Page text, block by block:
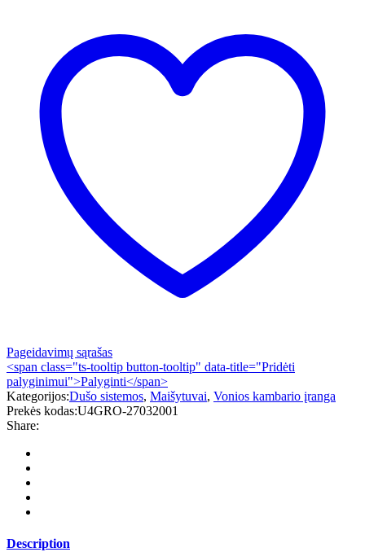
termostatu
(stacionari
galva
Ø210,
alkūnė
450mm,
rankinis
dušas)
EcoJoy
quantity
Pageidavimų sąrašas
<span class="ts-tooltip button-tooltip" data-title="Pridėti
palyginimui">Palyginti</span>
Kategorijos:Dušo sistemos, Maišytuvai, Vonios kambario įranga
Prekės kodas:U4GRO-27032001
Share:
Description